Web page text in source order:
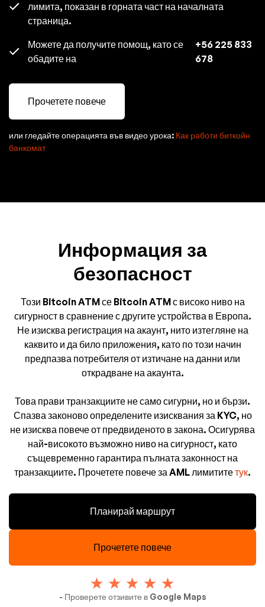
лимита, показан в горната част на началната
страница.
Можете да получите помощ, като се
обадите на
+56 225 833
678
Прочетете повече
или гледайте операцията във видео урока: Как работи биткойн
банкомат
Информация за
безопасност
Този Bitcoin ATM се Bitcoin ATM с високо ниво на
сигурност в сравнение с другите устройства в Европа.
Не изисква регистрация на акаунт, нито изтегляне на
каквито и да било приложения, като по този начин
предпазва потребителя от изтичане на данни или
открадване на акаунта.
Това прави транзакциите не само сигурни, но и бързи.
Спазва законово определените изисквания за KYC, но
не изисква повече от предвиденото в закона. Осигурява
най-високото възможно ниво на сигурност, като
същевременно гарантира пълната законност на
транзакциите. Прочетете повече за AML лимититетук.
Планирай маршрут
Прочетете повече
- Проверете отзивите в Google Maps